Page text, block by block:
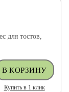
для тостов,
Купить в 1 клик